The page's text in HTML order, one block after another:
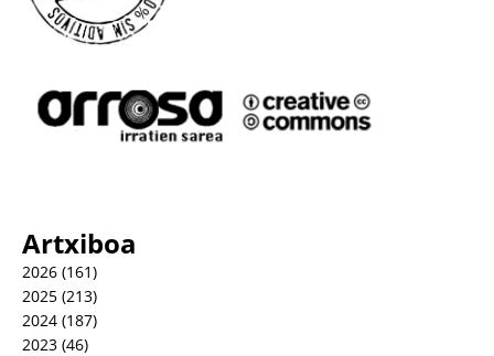
Artxiboa
2026 (161)
2025 (213)
2024 (187)
2023 (46)